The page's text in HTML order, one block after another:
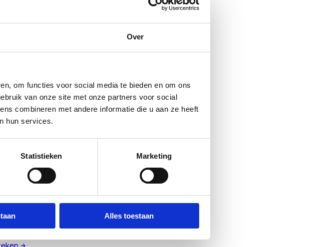
Over
om functies voor social media te bieden en om ons
van onze site met onze partners voor social
combineren met andere informatie die u aan ze heeft
hun services.
Statistieken Marketing
Alles toestaan
strikte richtlijnen. Bruikbare onderdelen
98,7% gerecycled tot grondstof of energie
Sloopauto.com